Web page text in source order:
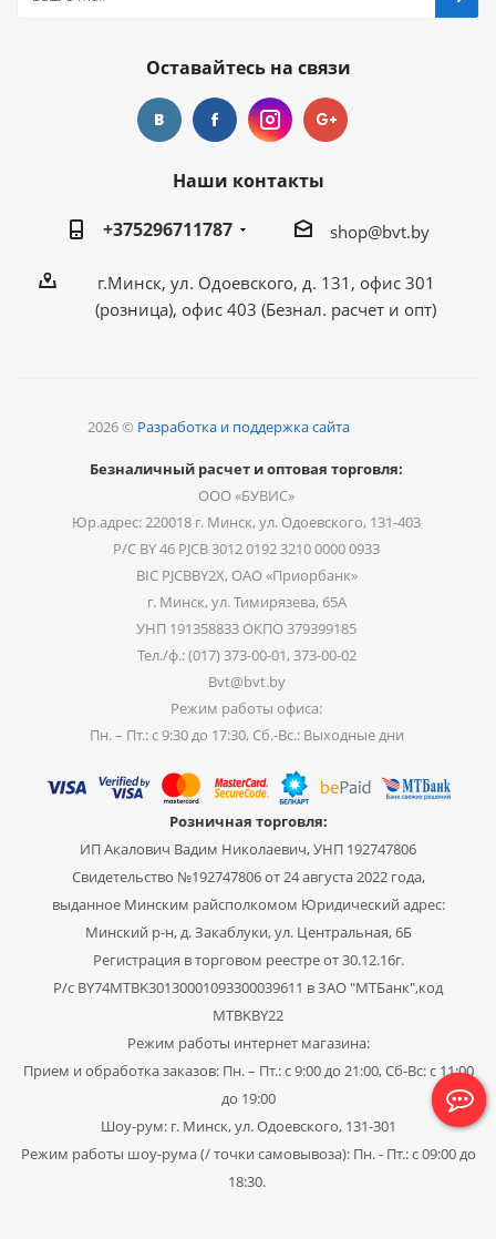
Оставайтесь на связи
Наши контакты
+375296711787
shop@bvt.by
г.Минск, ул. Одоевского, д. 131, офис 301
(розница), офис 403 (Безнал. расчет и опт)
2026 © Разработка и поддержка сайта
Безналичный расчет и оптовая торговля:
ООО «БУВИС»
Юр.адрес: 220018 г. Минск, ул. Одоевского, 131-403
Р/С BY 46 PJCB 3012 0192 3210 0000 0933
BIC PJCBBY2X, ОАО «Приорбанк»
г. Минск, ул. Тимирязева, 65А
УНП 191358833 ОКПО 379399185
Тел./ф.: (017) 373-00-01, 373-00-02
Bvt@bvt.by
Режим работы офиса:
Пн. – Пт.: с 9:30 до 17:30, Сб.-Вс.: Выходные дни
Розничная торговля:
ИП Акалович Вадим Николаевич, УНП 192747806
Свидетельство №192747806 от 24 августа 2022 года,
выданное Минским райсполкомом Юридический адрес:
Минский р-н, д. Закаблуки, ул. Центральная, 6Б
Регистрация в торговом реестре от 30.12.16г.
Р/с BY74MTBK30130001093300039611 в ЗАО "МТБанк",код
MTBKBY22
Режим работы интернет магазина:
Прием и обработка заказов: Пн. – Пт.: с 9:00 до 21:00, Сб-Вс: с 11:00
до 19:00
Шоу-рум: г. Минск, ул. Одоевского, 131-301
Режим работы шоу-рума (/ точки самовывоза): Пн. - Пт.: с 09:00 до
18:30.